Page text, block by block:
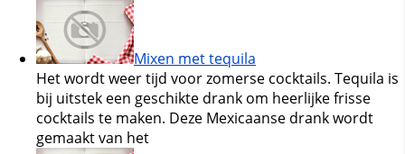
Mixen met tequila
Het wordt weer tijd voor zomerse cocktails. Tequila is
bij uitstek een geschikte drank om heerlijke frisse
cocktails te maken. Deze Mexicaanse drank wordt
gemaakt van het